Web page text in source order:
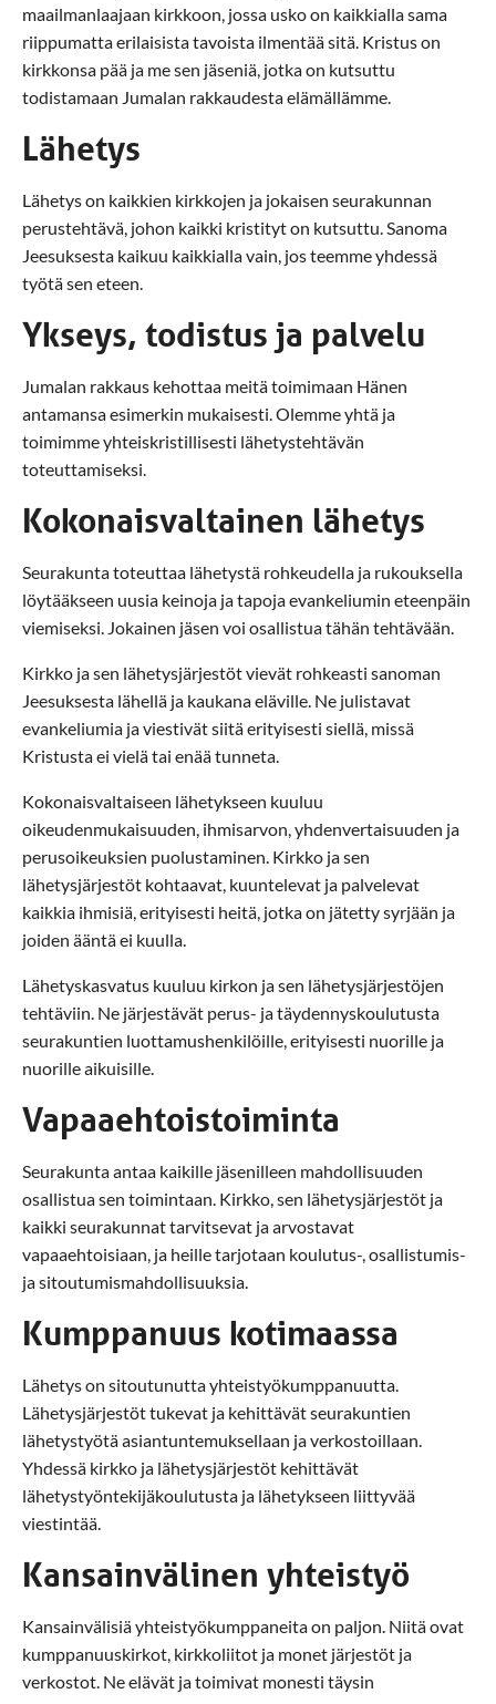
maailmanlaajaan kirkkoon, jossa usko on kaikkialla sama
riippumatta erilaisista tavoista ilmentää sitä. Kristus on
kirkkonsa pää ja me sen jäseniä, jotka on kutsuttu
todistamaan Jumalan rakkaudesta elämällämme.
Lähetys
Lähetys on kaikkien kirkkojen ja jokaisen seurakunnan
perustehtävä, johon kaikki kristityt on kutsuttu. Sanoma
Jeesuksesta kaikuu kaikkialla vain, jos teemme yhdessä
työtä sen eteen.
Ykseys, todistus ja palvelu
Jumalan rakkaus kehottaa meitä toimimaan Hänen
antamansa esimerkin mukaisesti. Olemme yhtä ja
toimimme yhteiskristillisesti lähetystehtävän
toteuttamiseksi.
Kokonaisvaltainen lähetys
Seurakunta toteuttaa lähetystä rohkeudella ja rukouksella
löytääkseen uusia keinoja ja tapoja evankeliumin eteenpäin
viemiseksi. Jokainen jäsen voi osallistua tähän tehtävään.
Kirkko ja sen lähetysjärjestöt vievät rohkeasti sanoman
Jeesuksesta lähellä ja kaukana eläville. Ne julistavat
evankeliumia ja viestivät siitä erityisesti siellä, missä
Kristusta ei vielä tai enää tunneta.
Kokonaisvaltaiseen lähetykseen kuuluu
oikeudenmukaisuuden, ihmisarvon, yhdenvertaisuuden ja
perusoikeuksien puolustaminen. Kirkko ja sen
lähetysjärjestöt kohtaavat, kuuntelevat ja palvelevat
kaikkia ihmisiä, erityisesti heitä, jotka on jätetty syrjään ja
joiden ääntä ei kuulla.
Lähetyskasvatus kuuluu kirkon ja sen lähetysjärjestöjen
tehtäviin. Ne järjestävät perus- ja täydennyskoulutusta
seurakuntien luottamushenkilöille, erityisesti nuorille ja
nuorille aikuisille.
Vapaaehtoistoiminta
Seurakunta antaa kaikille jäsenilleen mahdollisuuden
osallistua sen toimintaan. Kirkko, sen lähetysjärjestöt ja
kaikki seurakunnat tarvitsevat ja arvostavat
vapaaehtoisiaan, ja heille tarjotaan koulutus-, osallistumis-
ja sitoutumismahdollisuuksia.
Kumppanuus kotimaassa
Lähetys on sitoutunutta yhteistyökumppanuutta.
Lähetysjärjestöt tukevat ja kehittävät seurakuntien
lähetystyötä asiantuntemuksellaan ja verkostoillaan.
Yhdessä kirkko ja lähetysjärjestöt kehittävät
lähetystyöntekijäkoulutusta ja lähetykseen liittyvää
viestintää.
Kansainvälinen yhteistyö
Kansainvälisiä yhteistyökumppaneita on paljon. Niitä ovat
kumppanuuskirkot, kirkkoliitot ja monet järjestöt ja
verkostot. Ne elävät ja toimivat monesti täysin